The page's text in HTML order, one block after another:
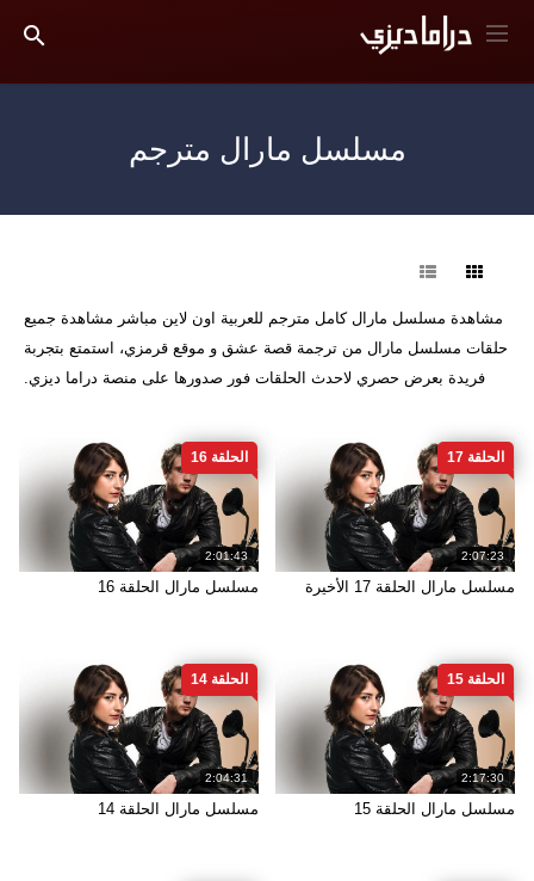
مسلسل مارال مترجم
مشاهدة مسلسل مارال كامل مترجم للعربية اون لاين مباشر مشاهدة جميع
حلقات مسلسل مارال من ترجمة قصة عشق و موقع قرمزي، استمتع بتجربة
فريدة بعرض حصري لاحدث الحلقات فور صدورها على منصة دراما ديزي.
2:07:23
الحلقة 17
مسلسل مارال الحلقة 17 الأخيرة
2:01:43
الحلقة 16
مسلسل مارال الحلقة 16
2:17:30
الحلقة 15
مسلسل مارال الحلقة 15
2:04:31
الحلقة 14
مسلسل مارال الحلقة 14